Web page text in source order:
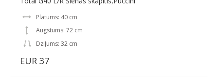
Platums: 40 cm
Augstums: 72 cm
Dziļums: 32 cm
EUR 37